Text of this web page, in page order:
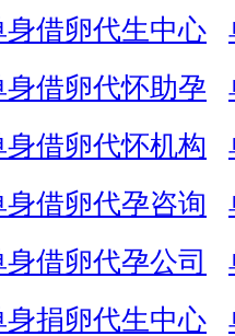
身借卵代生中心
身借卵代怀助孕
身借卵代怀机构
身借卵代孕咨询
身借卵代孕公司
身捐卵代生中心